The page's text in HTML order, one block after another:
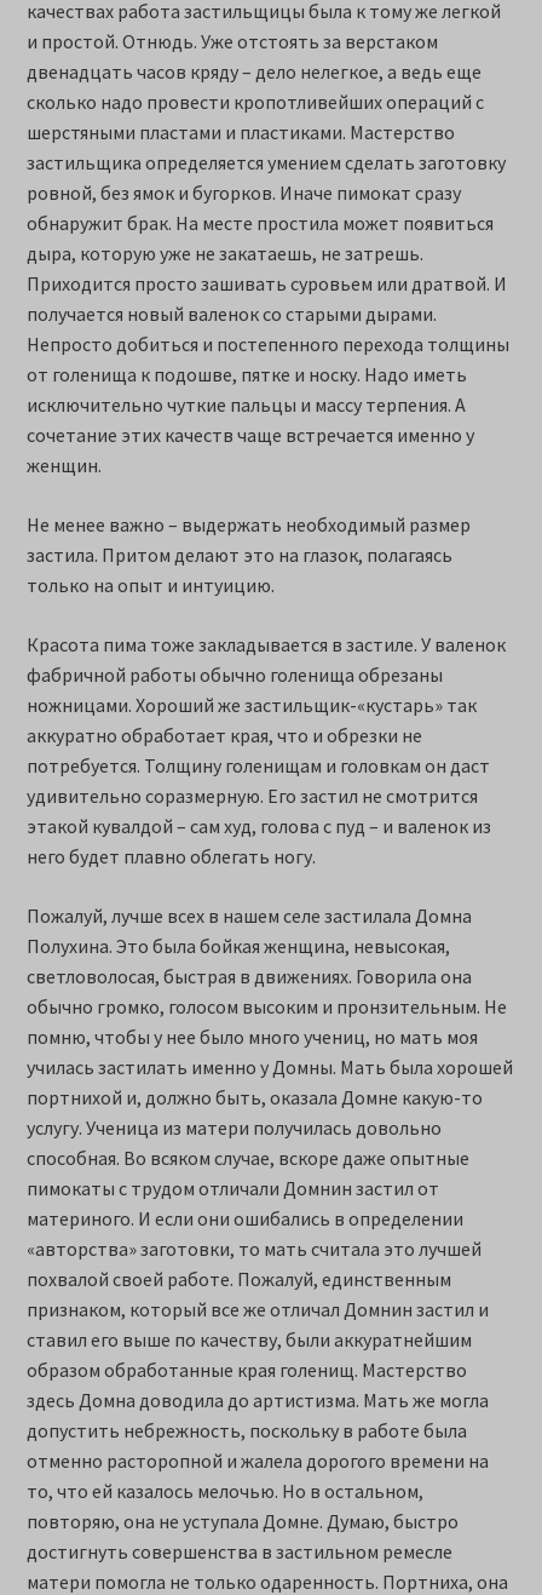
качествах работа застильщицы была к тому же легкой
и простой. Отнюдь. Уже отстоять за верстаком
двенадцать часов кряду – дело нелегкое, а ведь еще
сколько надо провести кропотливейших операций с
шерстяными пластами и пластиками. Мастерство
застильщика определяется умением сделать заготовку
ровной, без ямок и бугорков. Иначе пимокат сразу
обнаружит брак. На месте простила может появиться
дыра, которую уже не закатаешь, не затрешь.
Приходится просто зашивать суровьем или дратвой. И
получается новый валенок со старыми дырами.
Непросто добиться и постепенного перехода толщины
от голенища к подошве, пятке и носку. Надо иметь
исключительно чуткие пальцы и массу терпения. А
сочетание этих качеств чаще встречается именно у
женщин.
Не менее важно – выдержать необходимый размер
застила. Притом делают это на глазок, полагаясь
только на опыт и интуицию.
Красота пима тоже закладывается в застиле. У валенок
фабричной работы обычно голенища обрезаны
ножницами. Хороший же застильщик-«кустарь» так
аккуратно обработает края, что и обрезки не
потребуется. Толщину голенищам и головкам он даст
удивительно соразмерную. Его застил не смотрится
этакой кувалдой – сам худ, голова с пуд – и валенок из
него будет плавно облегать ногу.
Пожалуй, лучше всех в нашем селе застилала Домна
Полухина. Это была бойкая женщина, невысокая,
светловолосая, быстрая в движениях. Говорила она
обычно громко, голосом высоким и пронзительным. Не
помню, чтобы у нее было много учениц, но мать моя
училась застилать именно у Домны. Мать была хорошей
портнихой и, должно быть, оказала Домне какую-то
услугу. Ученица из матери получилась довольно
способная. Во всяком случае, вскоре даже опытные
пимокаты с трудом отличали Домнин застил от
материного. И если они ошибались в определении
«авторства» заготовки, то мать считала это лучшей
похвалой своей работе. Пожалуй, единственным
признаком, который все же отличал Домнин застил и
ставил его выше по качеству, были аккуратнейшим
образом обработанные края голенищ. Мастерство
здесь Домна доводила до артистизма. Мать же могла
допустить небрежность, поскольку в работе была
отменно расторопной и жалела дорогого времени на
то, что ей казалось мелочью. Но в остальном,
повторяю, она не уступала Домне. Думаю, быстро
достигнуть совершенства в застильном ремесле
матери помогла не только одаренность. Портниха, она